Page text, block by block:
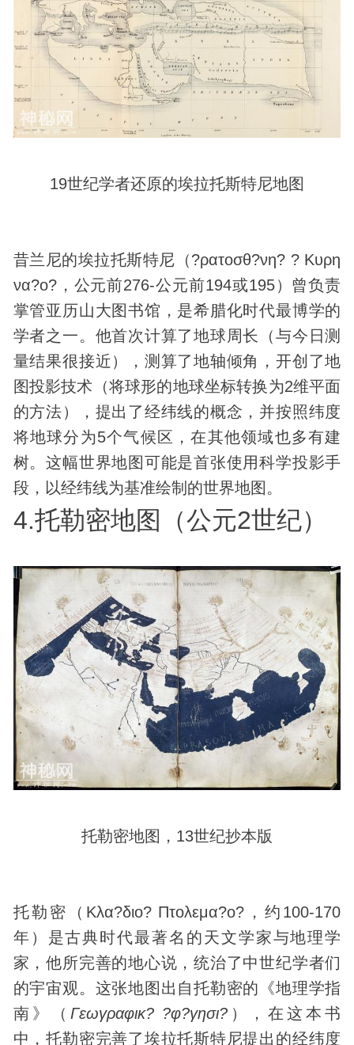
19世纪学者还原的埃拉托斯特尼地图
昔兰尼的埃拉托斯特尼（?ρατοσθ?νη? ? Κυρη
να?ο?，公元前276-公元前194或195）曾负责
掌管亚历山大图书馆，是希腊化时代最博学的
学者之一。他首次计算了地球周长（与今日测
量结果很接近），测算了地轴倾角，开创了地
图投影技术（将球形的地球坐标转换为2维平面
的方法），提出了经纬线的概念，并按照纬度
将地球分为5个气候区，在其他领域也多有建
树。这幅世界地图可能是首张使用科学投影手
段，以经纬线为基准绘制的世界地图。
4.托勒密地图（公元2世纪）
托勒密地图，13世纪抄本版
托勒密（Κλα?διο? Πτολεμα?ο?，约100-170
年）是古典时代最著名的天文学家与地理学
家，他所完善的地心说，统治了中世纪学者们
的宇宙观。这张地图出自托勒密的《地理学指
南》（ Γεωγραφικ? ?φ?γησι?），在这本书
中，托勒密完善了埃拉托斯特尼提出的经纬度